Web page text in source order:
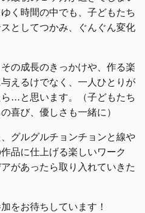
く時間の中でも、子どもたち
としてつかみ、ぐんぐん変化
の成長のきっかけや、作る楽
えるけでなく、一人ひとりが
…と思います。（子どもたち
喜び、優しさも一緒に）
グルグルチョンチョンと線や
品に仕上げる楽しいワーク
があったら取り入れていきた
をお待ちしています！